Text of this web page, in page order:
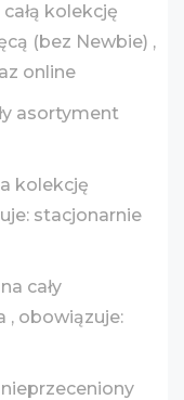
kolekcję
(bez Newbie) ,
online
asortyment
kolekcję
stacjonarnie
cały
, obowiązuje: